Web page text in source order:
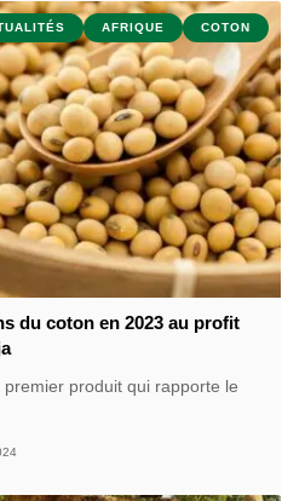
AFRIQUE COTON
du coton en 2023 au profit
produit qui rapporte le